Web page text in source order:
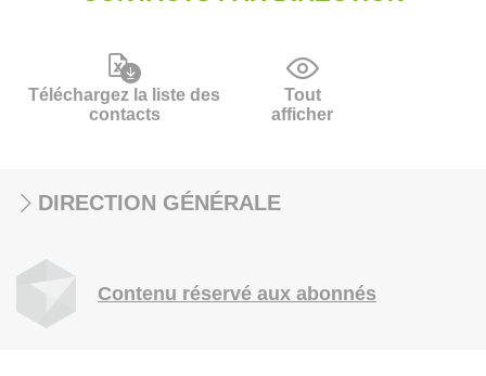
Téléchargez la liste des
contacts
Tout
afficher
DIRECTION GÉNÉRALE
Contenu réservé aux abonnés